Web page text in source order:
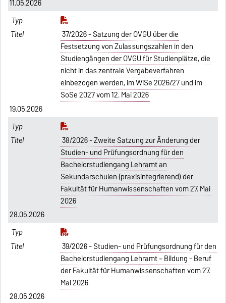
11.05.2026
37/2026 - Satzung der OVGU über die
Festsetzung von Zulassungszahlen in den
Studiengängen der OVGU für Studienplätze, die
nicht in das zentrale Vergabeverfahren
einbezogen werden, im WiSe 2026/27 und im
SoSe 2027 vom 12. Mai 2026
19.05.2026
38/2026 - Zweite Satzung zur Änderung der
Studien- und Prüfungsordnung für den
Bachelorstudiengang Lehramt an
Sekundarschulen (praxisintegrierend) der
Fakultät für Humanwissenschaften vom 27. Mai
2026
28.05.2026
39/2026 - Studien- und Prüfungsordnung für den
Bachelorstudiengang Lehramt – Bildung - Beruf
der Fakultät für Humanwissenschaften vom 27.
Mai 2026
28.05.2026